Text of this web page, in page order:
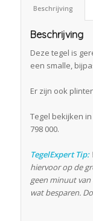
Beschrijving
Beschrijving
Deze tegel is
een smalle,
Er zijn ook
Tegel bekijken
798 000.
TegelExpert Tip:
hiervoor op de
geen minuut
wat besparen.